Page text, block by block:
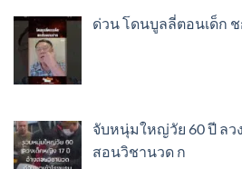
ด่วน โดนบูลลี่ตอนเด็ก ช
จับหนุ่มใหญ่วัย 60 ปี ลว
สอนวิชานวด ก